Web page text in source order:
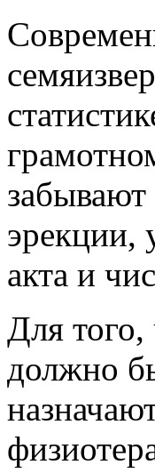
забывают
эрекции,
акта и
Для того,
должно